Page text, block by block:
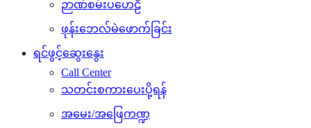
ဉာဏ်စမ်းပဟေဠိ
ဖုန်းဘေလ်မဲဖောက်ခြင်း
ရင်ဖွင့်ဆွေးနွေး
Call Center
သတင်းစကားပေးပို့ရန်
အမေး/အဖြေကဏ္ဍ